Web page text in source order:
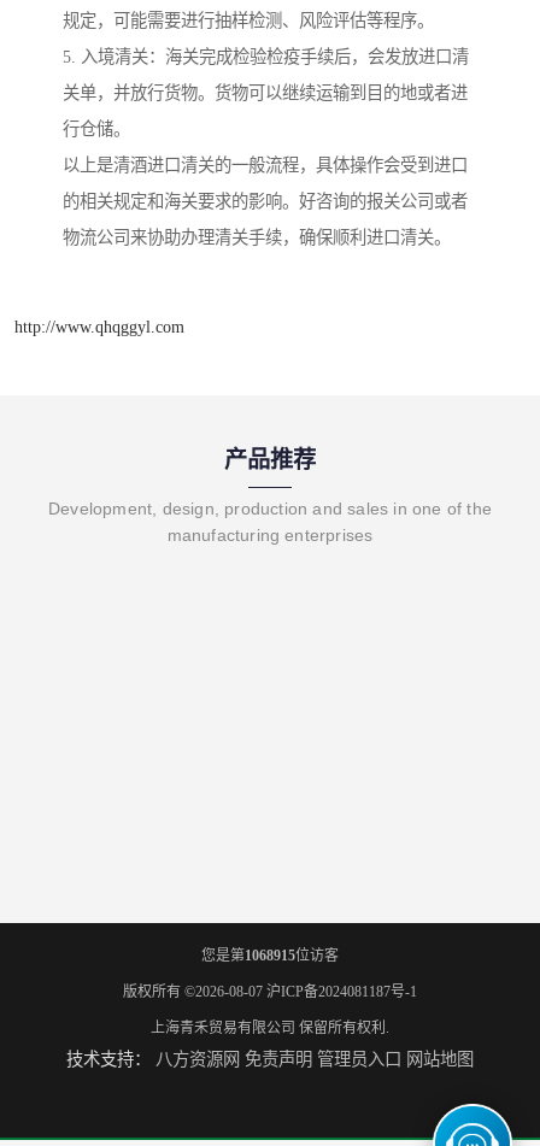
规定，可能需要进行抽样检测、风险评估等程序。
5. 入境清关：海关完成检验检疫手续后，会发放进口清
关单，并放行货物。货物可以继续运输到目的地或者进
行仓储。
以上是清酒进口清关的一般流程，具体操作会受到进口
的相关规定和海关要求的影响。好咨询的报关公司或者
物流公司来协助办理清关手续，确保顺利进口清关。
http://www.qhqggyl.com
产品推荐
Development, design, production and sales in one of the
manufacturing enterprises
您是第1068915位访客
版权所有 ©2026-08-07 沪ICP备2024081187号-1
上海青禾贸易有限公司 保留所有权利.
技术支持： 八方资源网 免责声明 管理员入口 网站地图